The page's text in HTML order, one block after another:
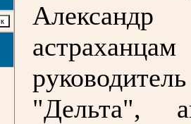
Александр
"Дельта",